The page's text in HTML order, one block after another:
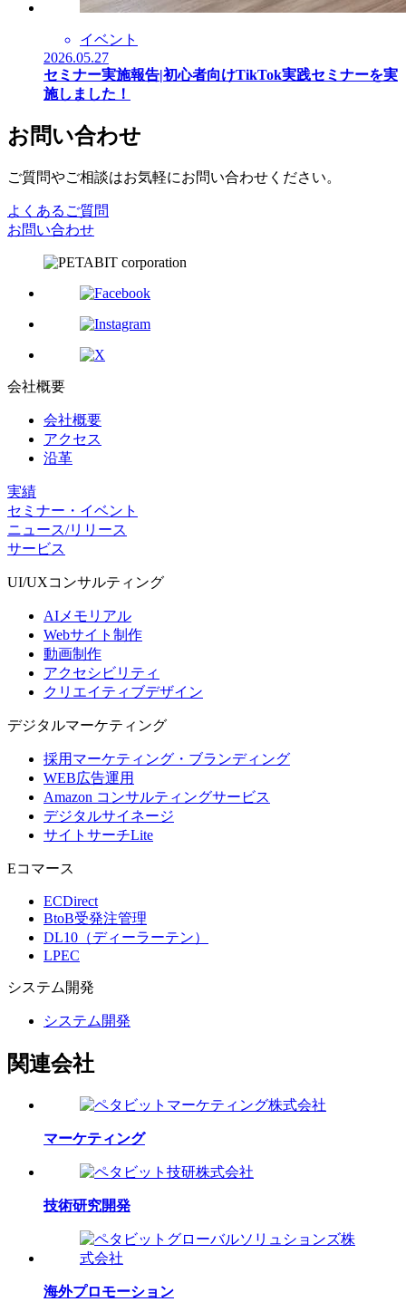
イベント
2026.05.27
セミナー実施報告|初心者向けTikTok実践セミナーを実
施しました！
お問い合わせ
ご質問やご相談はお気軽にお問い合わせください。
よくあるご質問
お問い合わせ
会社概要
会社概要
アクセス
沿革
実績
セミナー・イベント
ニュース/リリース
サービス
UI/UXコンサルティング
AIメモリアル
Webサイト制作
動画制作
アクセシビリティ
クリエイティブデザイン
デジタルマーケティング
採用マーケティング・ブランディング
WEB広告運用
Amazon コンサルティングサービス
デジタルサイネージ
サイトサーチLite
Eコマース
ECDirect
BtoB受発注管理
DL10（ディーラーテン）
LPEC
システム 開発
システム開発
関連会社
マーケティング
技術研究開発
海外プロモーション